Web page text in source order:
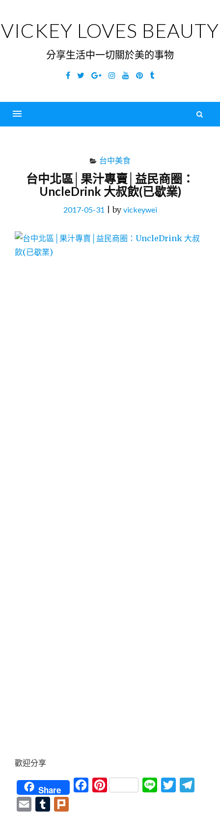
content
VICKEY LOVES BEAUTY
分享生活中一切關於美的事物
Facebook
TwitterGoogleInstagramYouTubePinterest
Tumblr
台中美食
台中北區│果汁專賣│益民商圈：
UncleDrink 大叔飲(已歇業)
2017-05-31 |by vickeywei
歡迎分享
Share FacebookPinterest Line Twitter
Email Tumblr